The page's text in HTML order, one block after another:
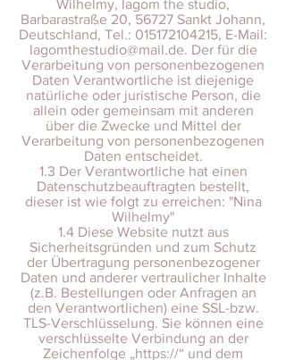
Wilhelmy, lagom the studio,
Barbarastraße 20, 56727 Sankt Johann,
Deutschland, Tel.: 015172104215, E-Mail:
lagomthestudio@mail.de. Der für die
Verarbeitung von personenbezogenen
Daten Verantwortliche ist diejenige
natürliche oder juristische Person, die
allein oder gemeinsam mit anderen
über die Zwecke und Mittel der
Verarbeitung von personenbezogenen
Daten entscheidet.
1.3 Der Verantwortliche hat einen
Datenschutzbeauftragten bestellt,
dieser ist wie folgt zu erreichen: "Nina
Wilhelmy"
1.4 Diese Website nutzt aus
Sicherheitsgründen und zum Schutz
der Übertragung personenbezogener
Daten und anderer vertraulicher Inhalte
(z.B. Bestellungen oder Anfragen an
den Verantwortlichen) eine SSL-bzw.
TLS-Verschlüsselung. Sie können eine
verschlüsselte Verbindung an der
Zeichenfolge „https://“ und dem